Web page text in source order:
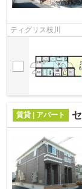
ティグリス枝川
賃貸 | アパート